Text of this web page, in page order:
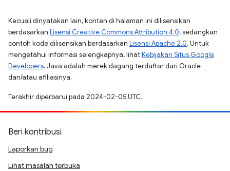
Kecuali dinyatakan lain, konten di halaman ini dilisensikan
berdasarkan Lisensi Creative Commons Attribution 4.0, sedangkan
contoh kode dilisensikan berdasarkan Lisensi Apache 2.0. Untuk
mengetahui informasi selengkapnya, lihatKebijakan Situs Google
Developers. Java adalah merek dagang terdaftar dari Oracle
dan/atau afiliasinya.
Terakhir diperbarui pada 2024-02-05 UTC.
Beri kontribusi
Laporkan bug
Lihat masalah terbuka